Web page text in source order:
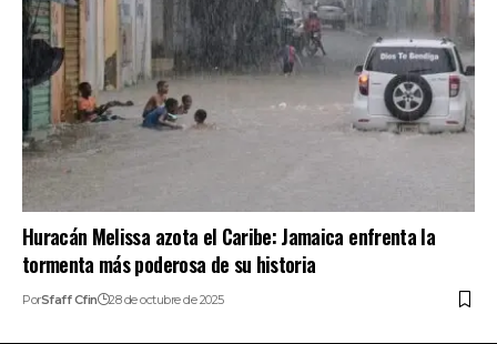
Huracán Melissa azota el Caribe: Jamaica enfrenta la
tormenta más poderosa de su historia
PorSfaff Cfin 28 de octubre de 2025